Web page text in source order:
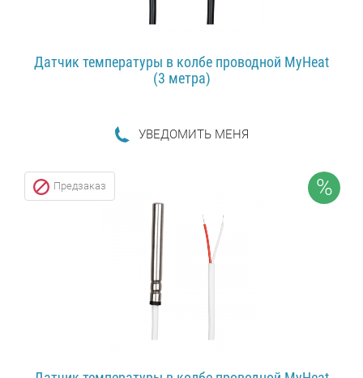
Датчик температуры в колбе проводной MyHeat
(3 метра)
УВЕДОМИТЬ МЕНЯ
%
Предзаказ